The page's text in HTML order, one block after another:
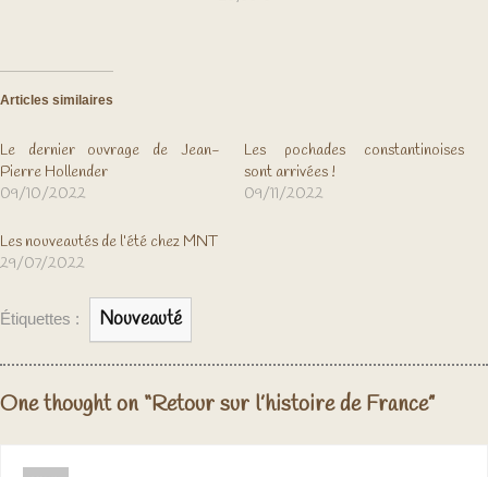
Articles similaires
Le dernier ouvrage de Jean-
Pierre Hollender
09/10/2022
Les pochades constantinoises
sont arrivées !
09/11/2022
Les nouveautés de l’été chez MNT
29/07/2022
Étiquettes : Nouveauté
One thought on “Retour sur l’histoire de France”